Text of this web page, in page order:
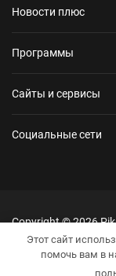
Новости плюс
Программы
Сайты и сервисы
Социальные сети
Copyright © 2026
Тема:
Этот сайт
помочь вам в